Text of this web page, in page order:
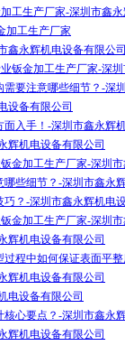
工生产厂家-深圳市鑫
加工生产厂家
鑫永辉机电设备有限公
钣金加工生产厂家-深
要注意哪些细节？-深
设备有限公司
入手！-深圳市鑫永辉
辉机电设备有限公司
金加工生产厂家-深圳
些细节？-深圳市鑫永
？-深圳市鑫永辉机电
金加工生产厂家-深圳
辉机电设备有限公司
程中如何保证表面平
辉机电设备有限公司
电设备有限公司
心要点？-深圳市鑫永
辉机电设备有限公司